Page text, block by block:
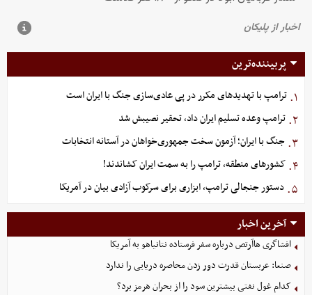
پربیننده‌ترین
۱. ترامپ با تهدیدهای مکرر در پی عادی‌سازی جنگ با ایران است
۲. ترامپ وعده تسلیم ایران داد، تحقیر نصیبش شد
۳. جنگ با ایران؛ آزمون سخت جمهوری‌خواهان در آستانه انتخابات
۴. کشورهای منطقه، ترامپ را به سمت ایران کشاندند!
۵. دستور جنجالی ترامپ، ابزاری برای سرکوب آزادی بیان در آمریکا
آخرین اخبار
افشاگری هاآرتص درباره سفر فرستاده نتانیاهو به آمریکا
صنعا: عربستان قدرت دور زدن محاصره دریایی را ندارد
کدام غول نفتی بیشترین سود را از بحران هرمز برد؟